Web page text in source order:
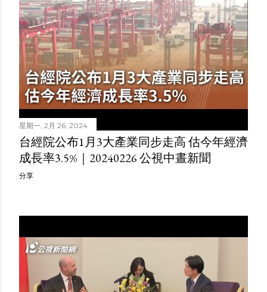
星期一, 2月 26, 2024
台經院公布1月3大產業同步走高 估今年經濟
成長率3.5%｜20240226 公視中晝新聞
分享